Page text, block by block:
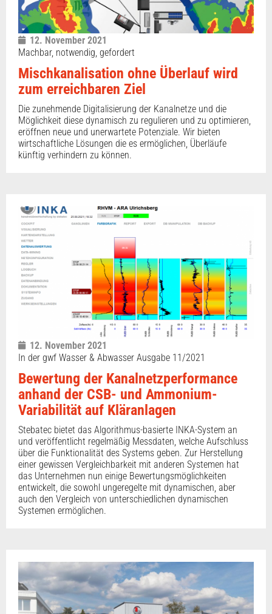
12. November 2021
Machbar, notwendig, gefordert
Mischkanalisation ohne Überlauf wird
zum erreichbaren Ziel
Die zunehmende Digitalisierung der Kanalnetze und die
Möglichkeit diese dynamisch zu regulieren und zu optimieren,
eröffnen neue und unerwartete Potenziale. Wir bieten
wirtschaftliche Lösungen die es ermöglichen, Überläufe
künftig verhindern zu können.
12. November 2021
In der gwf Wasser & Abwasser Ausgabe 11/2021
Bewertung der Kanalnetzperformance
anhand der CSB- und Ammonium-
Variabilität auf Kläranlagen
Stebatec bietet das Algorithmus-basierte INKA-System an
und veröffentlicht regelmäßig Messdaten, welche Aufschluss
über die Funktionalität des Systems geben. Zur Herstellung
einer gewissen Vergleichbarkeit mit anderen Systemen hat
das Unternehmen nun einige Bewertungsmöglichkeiten
entwickelt, die sowohl ungeregelte mit dynamischen, aber
auch den Vergleich von unterschiedlichen dynamischen
Systemen ermöglichen.